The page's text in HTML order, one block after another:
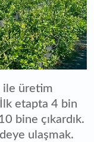
ile üretim
etapta 4 bin
bine çıkardık.
ulaşmak.